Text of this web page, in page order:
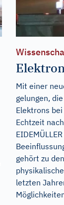
Mit einer
gelungen,
Elektrons
Echtzeit
gehört zu
letzten